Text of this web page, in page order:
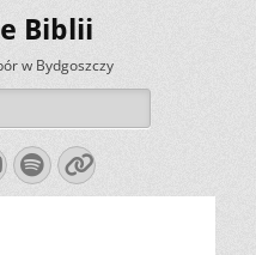
Biblii
w Bydgoszczy
Spotify
Link